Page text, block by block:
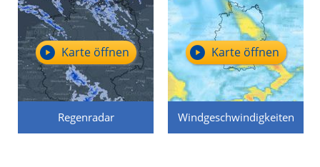
Regenradar
Karte öffnen
Windgeschwindigkeiten
Karte öffnen